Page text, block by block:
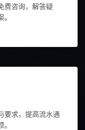
费咨询，解答疑
要求，提高流水通